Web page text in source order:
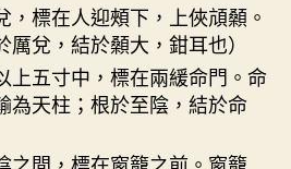
，標在人迎頰下，上俠頏顙。
厲兌，結於顙大，鉗耳也）
上五寸中，標在兩緩命門。命
為天柱；根於至陰，結於命
之間，標在窗籠之前。窗籠